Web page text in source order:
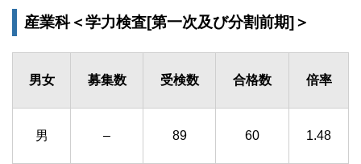
産業科＜学力検査[第一次及び分割前期]＞
男女 募集数 受検数 合格数 倍率
男 – 89 60 1.48